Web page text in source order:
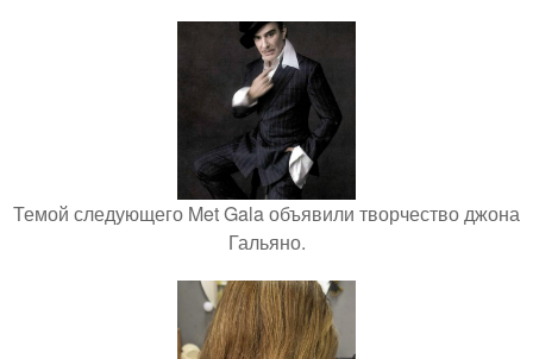
Темой следующего Met Gala объявили творчество джона
Гальяно.